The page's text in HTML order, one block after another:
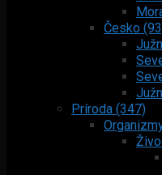
Česko
Príroda (347)